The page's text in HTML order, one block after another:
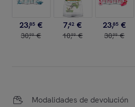
23,85 €
30,99 €
7,42 €
10,99 €
23,85 €
30,99 €
Modalidades de devolución